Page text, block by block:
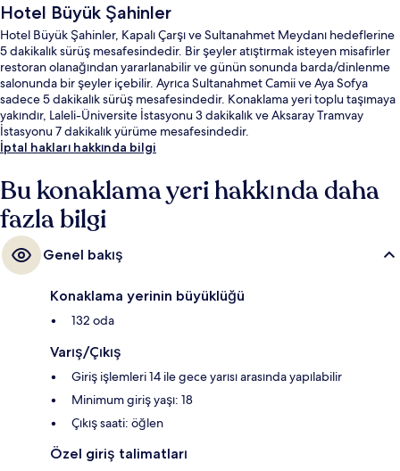
Hotel Büyük Şahinler
Hotel Büyük Şahinler, Kapalı Çarşı ve Sultanahmet Meydanı hedeflerine
5 dakikalık sürüş mesafesindedir. Bir şeyler atıştırmak isteyen misafirler
restoran olanağından yararlanabilir ve günün sonunda barda/dinlenme
salonunda bir şeyler içebilir. Ayrıca Sultanahmet Camii ve Aya Sofya
sadece 5 dakikalık sürüş mesafesindedir. Konaklama yeri toplu taşımaya
yakındır, Laleli-Üniversite İstasyonu 3 dakikalık ve Aksaray Tramvay
İstasyonu 7 dakikalık yürüme mesafesindedir.
İptal hakları hakkında bilgi
Bu konaklama yeri hakkında daha
fazla bilgi
Genel bakış
Konaklama yerinin büyüklüğü
132 oda
Varış/Çıkış
Giriş işlemleri 14 ile gece yarısı arasında yapılabilir
Minimum giriş yaşı: 18
Çıkış saati: öğlen
Özel giriş talimatları